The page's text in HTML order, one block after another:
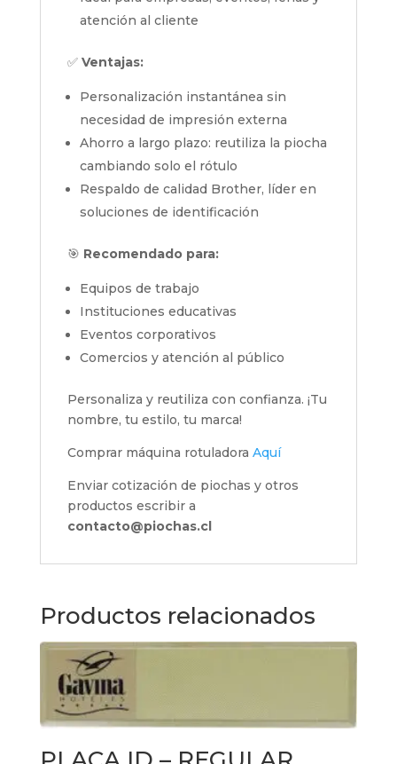
atención al cliente
✅ Ventajas:
Personalización instantánea sin
necesidad de impresión externa
Ahorro a largo plazo: reutiliza la piocha
cambiando solo el rótulo
Respaldo de calidad Brother, líder en
soluciones de identificación
🎯 Recomendado para:
Equipos de trabajo
Instituciones educativas
Eventos corporativos
Comercios y atención al público
Personaliza y reutiliza con confianza. ¡Tu
nombre, tu estilo, tu marca!
Comprar máquina rotuladora Aquí
Enviar cotización de piochas y otros
productos escribir a
contacto@piochas.cl
Productos relacionados